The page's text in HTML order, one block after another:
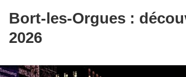
Bort-les-Orgues :
2026